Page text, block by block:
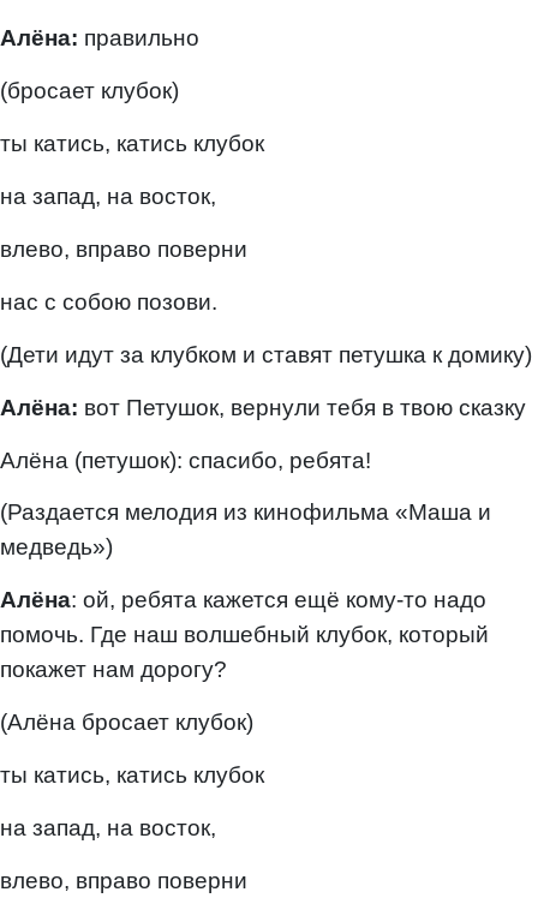
Алёна: правильно
(бросает клубок)
ты катись, катись клубок
на запад, на восток,
влево, вправо поверни
нас с собою позови.
(Дети идут за клубком и ставят петушка к домику)
Алёна: вот Петушок, вернули тебя в твою сказку
Алёна (петушок): спасибо, ребята!
(Раздается мелодия из кинофильма «Маша и
медведь»)
Алёна: ой, ребята кажется ещё кому-то надо
помочь. Где наш волшебный клубок, который
покажет нам дорогу?
(Алёна бросает клубок)
ты катись, катись клубок
на запад, на восток,
влево, вправо поверни